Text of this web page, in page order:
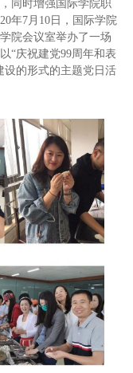
同时增强国际学院职
年7月10日，国际学院
院会议室举办了一场
“庆祝建党99周年和表
设的形式的主题党日活